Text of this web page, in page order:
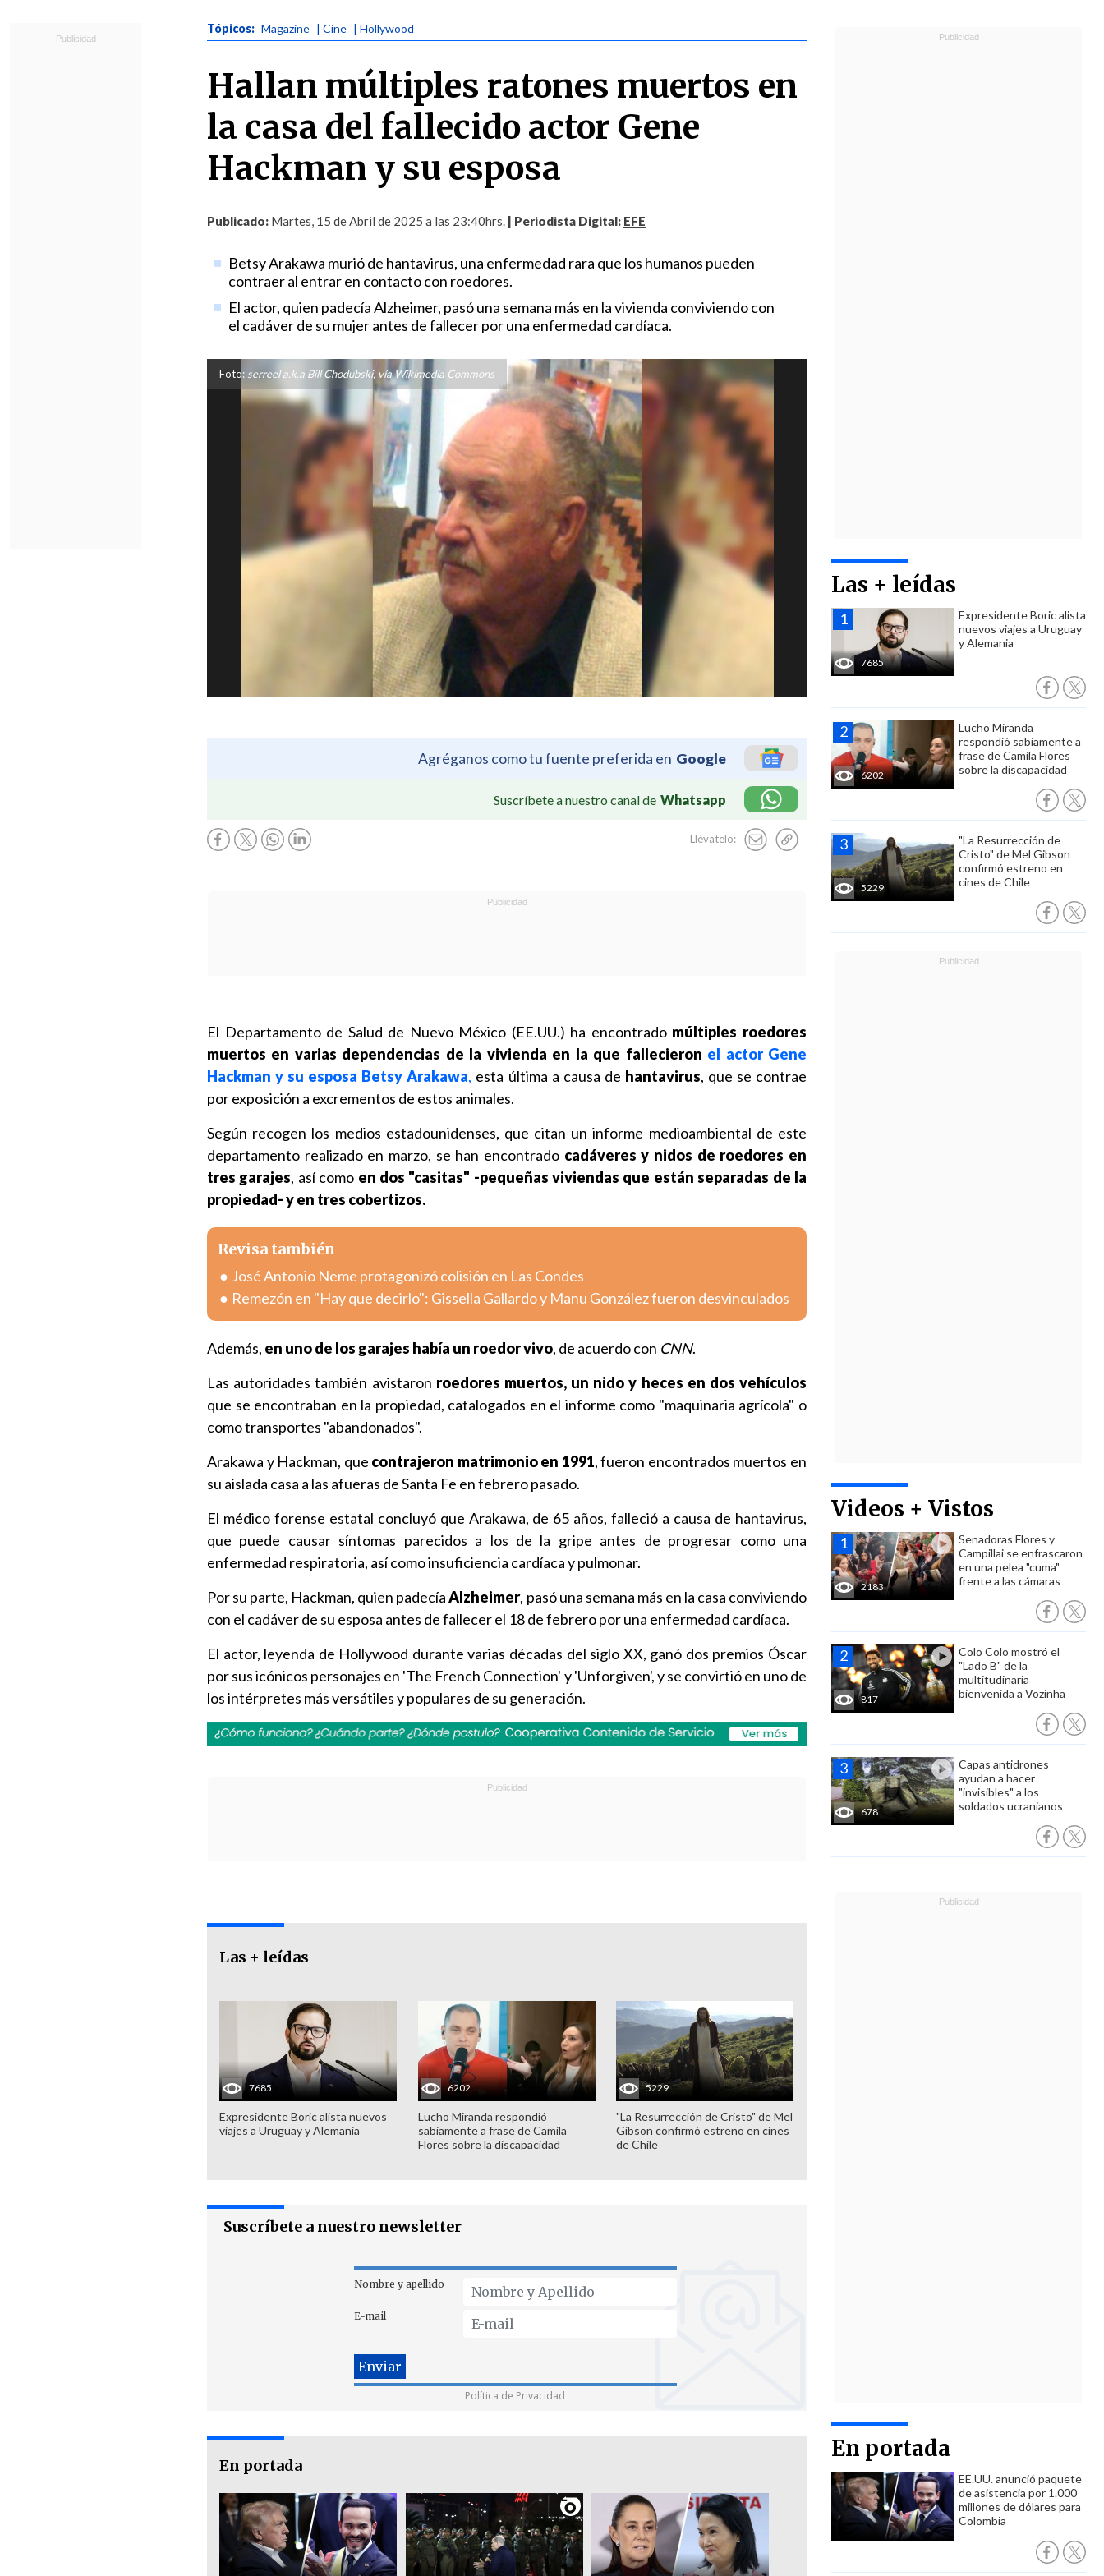
Tópicos: Magazine | Cine | Hollywood
Hallan múltiples ratones muertos en
la casa del fallecido actor Gene
Hackman y su esposa
Publicado: Martes, 15 de Abril de 2025 a las 23:40hrs. | Periodista Digital: EFE
Betsy Arakawa murió de hantavirus, una enfermedad rara que los humanos pueden
contraer al entrar en contacto con roedores.
El actor, quien padecía Alzheimer, pasó una semana más en la vivienda conviviendo con
el cadáver de su mujer antes de fallecer por una enfermedad cardíaca.
Foto: serreel a.k.a Bill Chodubski, vía Wikimedia Commons
Agréganos como tu fuente preferida en Google
Suscríbete a nuestro canal de Whatsapp
Llévatelo:
Las + leídas
7685
Expresidente Boric alista
nuevos viajes a Uruguay
y Alemania
6202
Lucho Miranda
respondió sabiamente a
frase de Camila Flores
sobre la discapacidad
5229
"La Resurrección de
Cristo" de Mel Gibson
confirmó estreno en
cines de Chile
Videos + Vistos
2183
Senadoras Flores y
Campillai se enfrascaron
en una pelea "cuma"
frente a las cámaras
817
Colo Colo mostró el
"Lado B" de la
multitudinaria
bienvenida a Vozinha
678
Capas antidrones
ayudan a hacer
"invisibles" a los
soldados ucranianos
En portada
EE.UU. anunció paquete
de asistencia por 1.000
millones de dólares para
Colombia
El Departamento de Salud de Nuevo México (EE.UU.) ha encontrado múltiples roedores
muertos en varias dependencias de la vivienda en la que fallecieron el actor Gene
Hackman y su esposa Betsy Arakawa, esta última a causa de hantavirus, que se contrae
por exposición a excrementos de estos animales.
Según recogen los medios estadounidenses, que citan un informe medioambiental de este
departamento realizado en marzo, se han encontrado cadáveres y nidos de roedores en
tres garajes, así como en dos "casitas" -pequeñas viviendas que están separadas de la
propiedad- y en tres cobertizos.
Revisa también
José Antonio Neme protagonizó colisión en Las Condes
Remezón en "Hay que decirlo": Gissella Gallardo y Manu González fueron desvinculados
Además, en uno de los garajes había un roedor vivo, de acuerdo con CNN.
Las autoridades también avistaron roedores muertos, un nido y heces en dos vehículos
que se encontraban en la propiedad, catalogados en el informe como "maquinaria agrícola" o
como transportes "abandonados".
Arakawa y Hackman, que contrajeron matrimonio en 1991, fueron encontrados muertos en
su aislada casa a las afueras de Santa Fe en febrero pasado.
El médico forense estatal concluyó que Arakawa, de 65 años, falleció a causa de hantavirus,
que puede causar síntomas parecidos a los de la gripe antes de progresar como una
enfermedad respiratoria, así como insuficiencia cardíaca y pulmonar.
Por su parte, Hackman, quien padecíaAlzheimer, pasó una semana más en la casa conviviendo
con el cadáver de su esposa antes de fallecer el 18 de febrero por una enfermedad cardíaca.
El actor, leyenda de Hollywood durante varias décadas del siglo XX, ganó dos premios Óscar
por sus icónicos personajes en 'The French Connection' y 'Unforgiven', y se convirtió en uno de
los intérpretes más versátiles y populares de su generación.
Las + leídas
7685
Expresidente Boric alista nuevos
viajes a Uruguay y Alemania
6202
Lucho Miranda respondió
sabiamente a frase de Camila
Flores sobre la discapacidad
5229
"La Resurrección de Cristo" de Mel
Gibson confirmó estreno en cines
de Chile
Suscríbete a nuestro newsletter
Nombre y apellido
E-mail
Política de Privacidad
En portada